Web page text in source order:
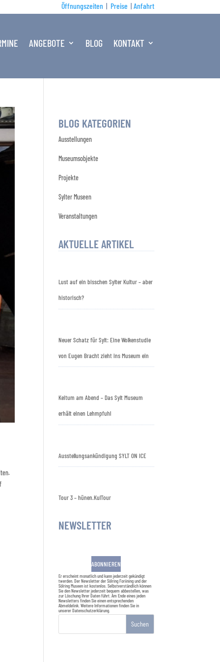
Öffnungszeiten| Preise | Anfahrt
ANGEBOTE BLOG KONTAKT
BLOG KATEGORIEN
Ausstellungen
Museumsobjekte
Projekte
Sylter Museen
Veranstaltungen
AKTUELLE ARTIKEL
Lust auf ein bisschen Sylter Kultur – aber
historisch?
Neuer Schatz für Sylt: Eine Wolkenstudie
von Eugen Bracht zieht ins Museum ein
Keitum am Abend – Das Sylt Museum
erhält einen Lehmpfuhl
Ausstellungsankündigung SYLT ON ICE
Tour 3 – hünen.KulTour
NEWSLETTER
ABONNIEREN
Er erscheint monatlich und kann jederzeit gekündigt
twerden. Der Newsletter der Sölring Foriining und der
Sölring Museen ist kostenlos. Selbstverständlich können
Sie den Newsletter jederzeit bequem abbestellen, was
zur Löschung Ihrer Daten führt. Am Ende eines jeden
Newsletters finden Sie einen entsprechenden
Abmeldelink. Weitere Informationen finden Sie in
unsererDatenschutzerklärung
Suchen